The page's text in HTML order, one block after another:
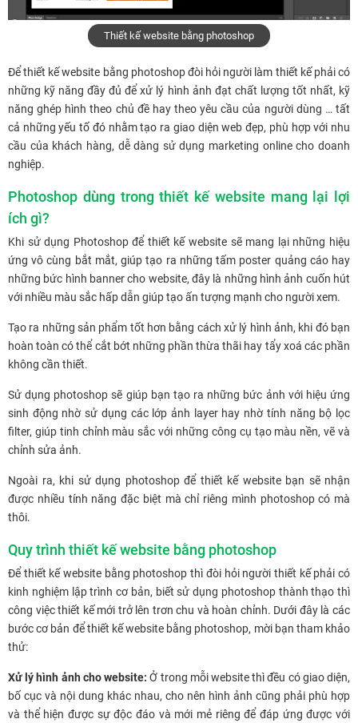
Thiết kế website bằng photoshop
Để thiết kế website bằng photoshop đòi hỏi người làm thiết kế phải có
những kỹ năng đầy đủ để xử lý hình ảnh đạt chất lượng tốt nhất, kỹ
năng ghép hình theo chủ đề hay theo yêu cầu của người dùng … tất
cả những yếu tố đó nhằm tạo ra giao diện web đẹp, phù hợp với nhu
cầu của khách hàng, dễ dàng sử dụng marketing online cho doanh
nghiệp.
Photoshop dùng trong thiết kế website mang lại lợi
ích gì?
Khi sử dụng Photoshop để thiết kế website sẽ mang lại những hiệu
ứng vô cùng bắt mắt, giúp tạo ra những tấm poster quảng cáo hay
những bức hình banner cho website, đây là những hình ảnh cuốn hút
với nhiều màu sắc hấp dẫn giúp tạo ấn tượng mạnh cho người xem.
Tạo ra những sản phẩm tốt hơn bằng cách xử lý hình ảnh, khi đó bạn
hoàn toàn có thể cắt bớt những phần thừa thãi hay tẩy xoá các phần
không cần thiết.
Sử dụng photoshop sẽ giúp bạn tạo ra những bức ảnh với hiệu ứng
sinh động nhờ sử dụng các lớp ảnh layer hay nhờ tính năng bộ lọc
filter, giúp tinh chỉnh màu sắc với những công cụ tạo màu nền, vẽ và
chỉnh sửa ảnh.
Ngoài ra, khi sử dụng photoshop để thiết kế website bạn sẽ nhận
được nhiều tính năng đặc biệt mà chỉ riêng mình photoshop có mà
thôi.
Quy trình thiết kế website bằng photoshop
Để thiết kế website bằng photoshop thì đòi hỏi người thiết kế phải có
kinh nghiệm lập trình cơ bản, biết sử dụng photoshop thành thạo thì
công việc thiết kế mới trở lên trơn chu và hoàn chỉnh. Dưới đây là các
bước cơ bản để thiết kế website bằng photoshop, mời bạn tham khảo
thử:
Xử lý hình ảnh cho website:Ở trong mỗi website thì đều có giao diện,
bố cục và nội dung khác nhau, cho nên hình ảnh cũng phải phù hợp
và thể hiện được sự độc đáo và mới mẻ riêng để đáp ứng được với